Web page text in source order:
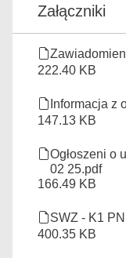
Załączniki
222.40 KB
Informacja z
147.13 KB
Ogłoszeni o
02 25.pdf
166.49 KB
SWZ - K1
400.35 KB